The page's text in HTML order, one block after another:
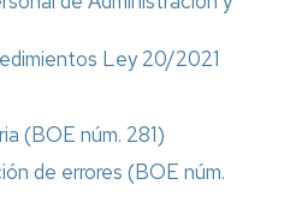
Ley 20/2021
(BOE núm. 281)
de errores (BOE núm.